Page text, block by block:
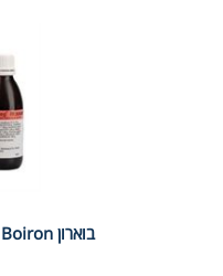
בוארון Boiron